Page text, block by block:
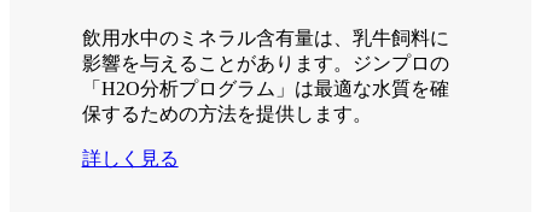
飲用水中のミネラル含有量は、乳牛飼料に
影響を与えることがあります。ジンプロの
「H2O分析プログラム」は最適な水質を確
保するための方法を提供します。
詳しく見る